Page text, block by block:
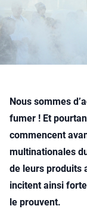
Nous sommes
fumer ! Et
commencent
multinationales
de leurs produits
incitent ainsi
le prouvent.